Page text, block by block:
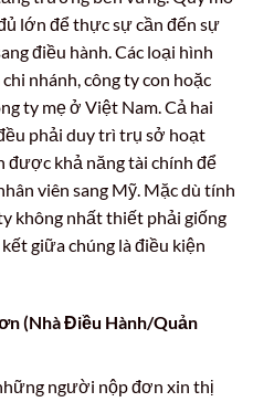
lớn để thực sự cần đến sự
điều hành. Các loại hình
nhánh, công ty con hoặc
ty mẹ ở Việt Nam. Cả hai
phải duy trì trụ sở hoạt
được khả năng tài chính để
viên sang Mỹ. Mặc dù tính
không nhất thiết phải giống
giữa chúng là điều kiện
(Nhà Điều Hành/Quản
người nộp đơn xin thị